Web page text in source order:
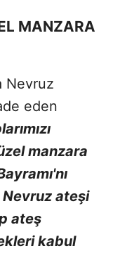
MANZARA
Nevruz
eden
manzara
ateşi
ateş
kabul